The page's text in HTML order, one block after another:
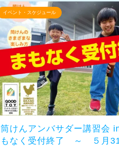
イベント・スケジュール
筒けんアンバサダー講習会
もなく受付終了 ～ ５月31